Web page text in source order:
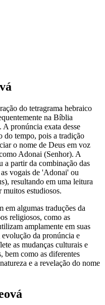
do tetragrama hebraico
pronúncia exata desse
do tempo, pois a tradição
o nome de Deus em voz
Adonai (Senhor). A
a partir da combinação das
vogais de 'Adonai' ou
resultando em uma leitura
muitos estudiosos.
em algumas traduções da
religiosos, como as
amplamente em suas
da pronúncia e
as mudanças culturais e
bem como as diferentes
e a revelação do nome